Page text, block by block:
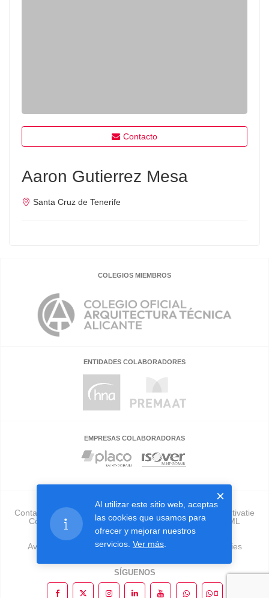
Contacto
Aaron Gutierrez Mesa
Santa Cruz de Tenerife
COLEGIOS MIEMBROS
ENTIDADES COLABORADORES
EMPRESAS COLABORADORAS
Contacto Validador Preguntas frecuentes
Sobre activatie
Colegios
Empresas Publicidad
Herramienta GML
Tu Edificio En Forma
Aviso legal
Política de privacidad
Política de cookies
SÍGUENOS
Al utilizar este sitio web, aceptas
las cookies que usamos para
ofrecer y mejorar nuestros
servicios. Ver más.
×